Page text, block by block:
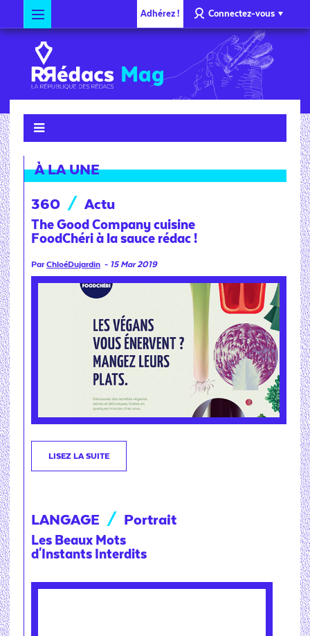
Connectez-vous
Adhérez !
Mag
À LA UNE
360 / Actu
The Good Company cuisine
FoodChéri à la sauce rédac !
ParChloéDujardin - 15 Mar 2019
LISEZ LA SUITE
LANGAGE / Portrait
Les Beaux Mots
d'Instants Interdits